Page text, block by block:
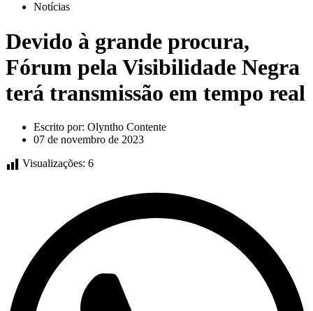
Notícias
Devido à grande procura,
Fórum pela Visibilidade Negra
terá transmissão em tempo real
Escrito por: Olyntho Contente
07 de novembro de 2023
Visualizações: 6